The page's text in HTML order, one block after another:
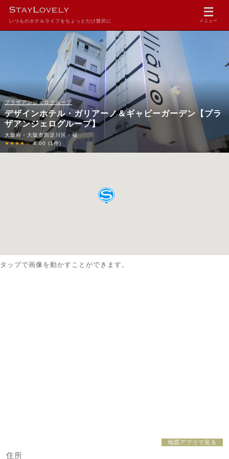
いつものホテルライフをちょっとだけ贅沢に メニュー
プラザアンジェログループ
デザインホテル・ガリアーノ＆ギャビーガーデン【プラ
ザアンジェログループ】
大阪府・大阪市西淀川区・福
★★★★☆ 4.00 (1件)
タップで画像を動かすことができます。
地図アプリで見る
住所